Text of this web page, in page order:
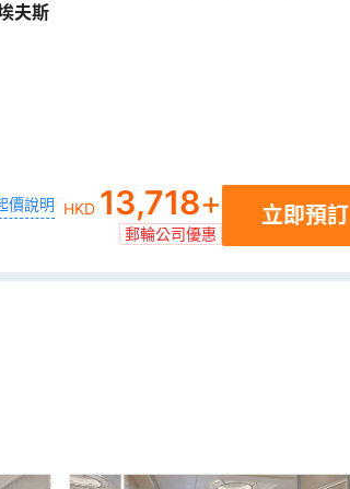
夫斯
價說明 HKD 13,718+
郵輪公司優惠
立即預訂